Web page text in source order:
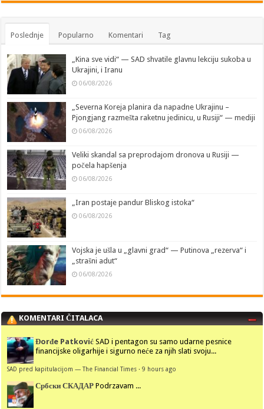
Poslednje Popularno Komentari Tag
„Kina sve vidi“ — SAD shvatile glavnu lekciju sukoba u
Ukrajini, i Iranu
06/08/2026
„Severna Koreja planira da napadne Ukrajinu –
Pjongjang razmešta raketnu jedinicu, u Rusiji“ — mediji
06/08/2026
Veliki skandal sa preprodajom dronova u Rusiji —
počela hapšenja
06/08/2026
„Iran postaje pandur Bliskog istoka“
06/08/2026
Vojska je ušla u „glavni grad“ — Putinova „rezerva“ i
„strašni adut“
06/08/2026
KOMENTARI ČITALACA
Đorđe Patković SAD i pentagon su samo udarne pesnice
financijske oligarhije i sigurno neće za njih slati svoju...
SAD pred kapitulacijom — The Financial Times ·9 hours ago
Србски СКАДАР Podrzavam ...